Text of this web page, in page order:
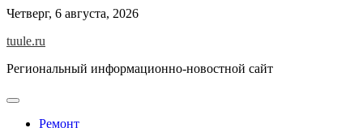
Skip
content
Четверг, 6 августа, 2026
tuule.ru
Региональный информационно-новостной сайт
Ремонт